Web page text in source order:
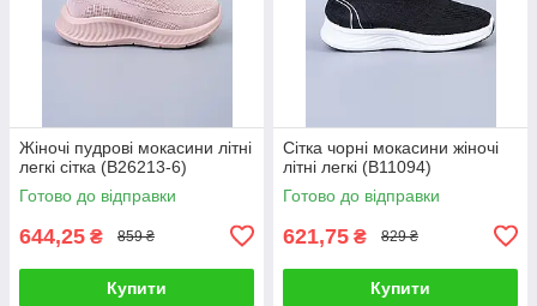
Жіночі пудрові мокасини літні
легкі сітка (B26213-6)
Готово до відправки
644,25 ₴ 859 ₴
Купити
Сітка чорні мокасини жіночі
літні легкі (B11094)
Готово до відправки
621,75 ₴ 829 ₴
Купити